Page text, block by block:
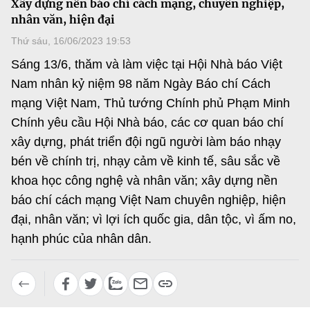
Sở Khoa học và Công nghệ
Chuyển đổi số
Sở hữu trí tuệ
Tiêu chuẩn, đo lường, chất lượng
Năng lượng nguyên tử
Tin tổng hợp
Tin địa phương
Văn bản QPPL
Lấy ý kiến người dân về dự thảo VBQPPL
MST IOFFICE
THỐNG KÊ
Khoa học và Công nghệ
Đổi mới sáng tạo
Chuyển đổi số
Bưu chính, Viễn thông
Sở hữu trí tuệ
Tiêu chuẩn, đo lường, chất lượng
Năng lượng nguyên tử
Multimedia
THƯ ĐIỆN TỬ
Khác
Videos
Infographic
Ảnh
Nhiệm vụ trọng tâm
Xây dựng nền báo chí cách mạng, chuyên nghiệp,
nhân văn, hiện đại
Thứ sáu, 16/06/2023 19:53
Sáng 13/6, thăm và làm việc tại Hội Nhà báo Việt
Nam nhân kỷ niệm 98 năm Ngày Báo chí Cách
mạng Việt Nam, Thủ tướng Chính phủ Phạm Minh
Chính yêu cầu Hội Nhà báo, các cơ quan báo chí
xây dựng, phát triển đội ngũ người làm báo nhạy
bén về chính trị, nhạy cảm về kinh tế, sâu sắc về
khoa học công nghệ và nhân văn; xây dựng nền
báo chí cách mạng Việt Nam chuyên nghiệp, hiện
đại, nhân văn; vì lợi ích quốc gia, dân tộc, vì ấm no,
hạnh phúc của nhân dân.